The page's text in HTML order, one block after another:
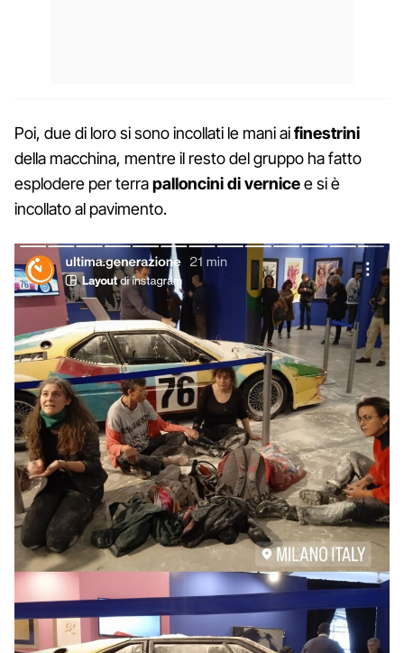
Poi, due di loro si sono incollati le mani aifinestrini
della macchina, mentre il resto del gruppo ha fatto
esplodere per terrapalloncini di vernicee si è
incollato al pavimento.